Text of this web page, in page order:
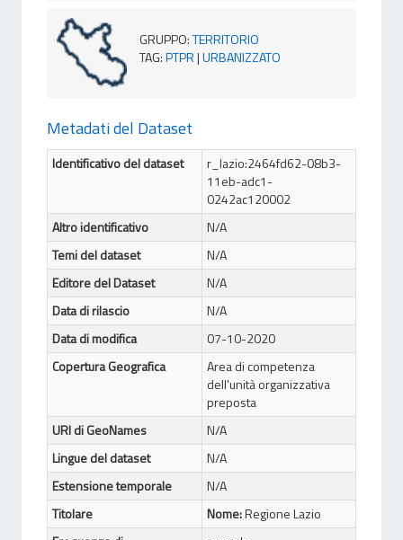
GRUPPO:TERRITORIO
TAG:PTPR|URBANIZZATO
Metadati del Dataset
Identificativo del dataset
r_lazio:2464fd62-08b3-
11eb-adc1-
0242ac120002
Altro identificativo
N/A
Temi del dataset
N/A
Editore del Dataset
N/A
Data di rilascio
N/A
Data di modifica
07-10-2020
Copertura Geografica
Area di competenza
dell'unità organizzativa
preposta
URI di GeoNames
N/A
Lingue del dataset
N/A
Estensione temporale
N/A
Titolare
Nome:Regione Lazio